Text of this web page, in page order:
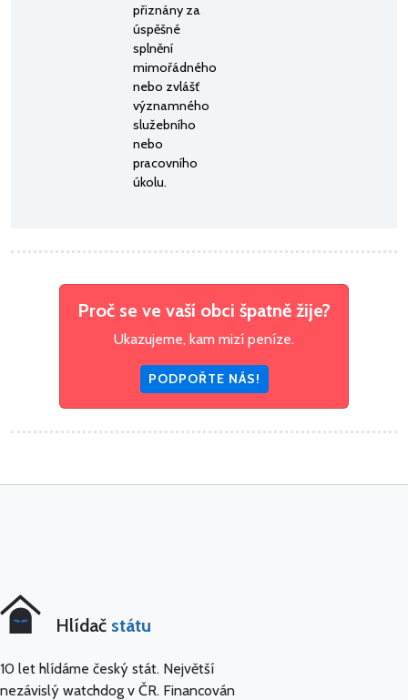
přiznány za
úspěšné
splnění
mimořádného
nebo zvlášť
významného
služebního
nebo
pracovního
úkolu.
Proč se ve vaší obci špatně žije?
Ukazujeme, kam mizí peníze.
PODPOŘTE NÁS!
Hlídač státu
10 let hlídáme český stát. Největší
nezávislý watchdog v ČR. Financován